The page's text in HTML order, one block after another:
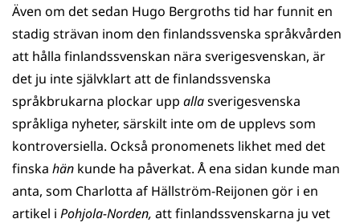
Även om det sedan Hugo Bergroths tid har funnit en
stadig strävan inom den finlandssvenska språkvården
att hålla finlandssvenskan nära sverigesvenskan, är
det ju inte självklart att de finlandssvenska
språkbrukarna plockar upp allasverigesvenska
språkliga nyheter, särskilt inte om de upplevs som
kontroversiella. Också pronomenets likhet med det
finska hän kunde ha påverkat. Å ena sidan kunde man
anta, som Charlotta af Hällström-Reijonen gör i en
artikel i Pohjola-Norden, att finlandssvenskarna ju vet